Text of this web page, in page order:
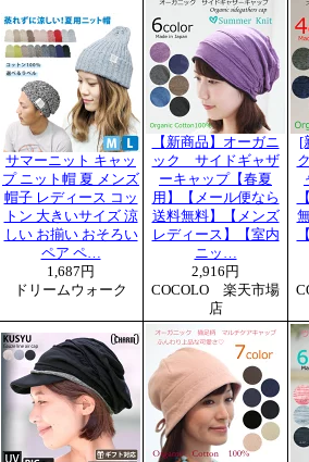
サマーニット キャッ
プ ニット帽 夏 メンズ
帽子 レディース コッ
トン 大きいサイズ 涼
しい お揃い おそろい
ペア ペ…
1,687円
ドリームウォーク
【新商品】オーガニ
ック サイドギャザ
ーキャップ【春夏
用】【メール便なら
送料無料】【メンズ
レディース】【室内
ニッ…
2,916円
COCOLO 楽天市場
店
[